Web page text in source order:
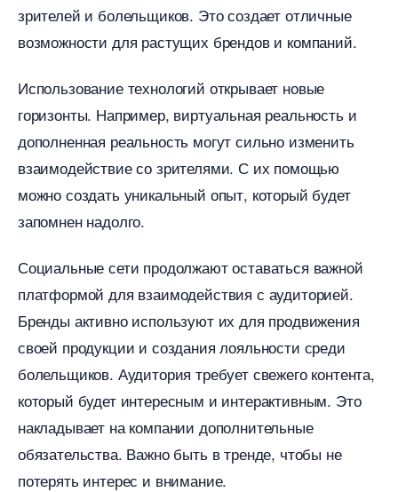
зрителей и болельщиков. Это создает отличные
озможности для растущих брендов и компаний.
Использование технологий открывает новые
оризонты. Например, виртуальная реальность и
дополненная реальность могут сильно изменить
заимодействие со зрителями. С их помощью
можно создать уникальный опыт, который будет
запомнен надолго.
Социальные сети продолжают оставаться важной
платформой для взаимодействия с аудиторией.
Бренды активно используют их для продвижения
своей продукции и создания лояльности среди
олельщиков. Аудитория требует свежего контента,
который будет интересным и интерактивным. Это
накладывает на компании дополнительные
обязательства. Важно быть в тренде, чтобы не
потерять интерес и внимание.